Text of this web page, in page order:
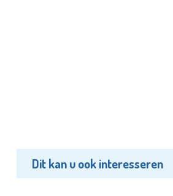
Dit kan u ook interesseren